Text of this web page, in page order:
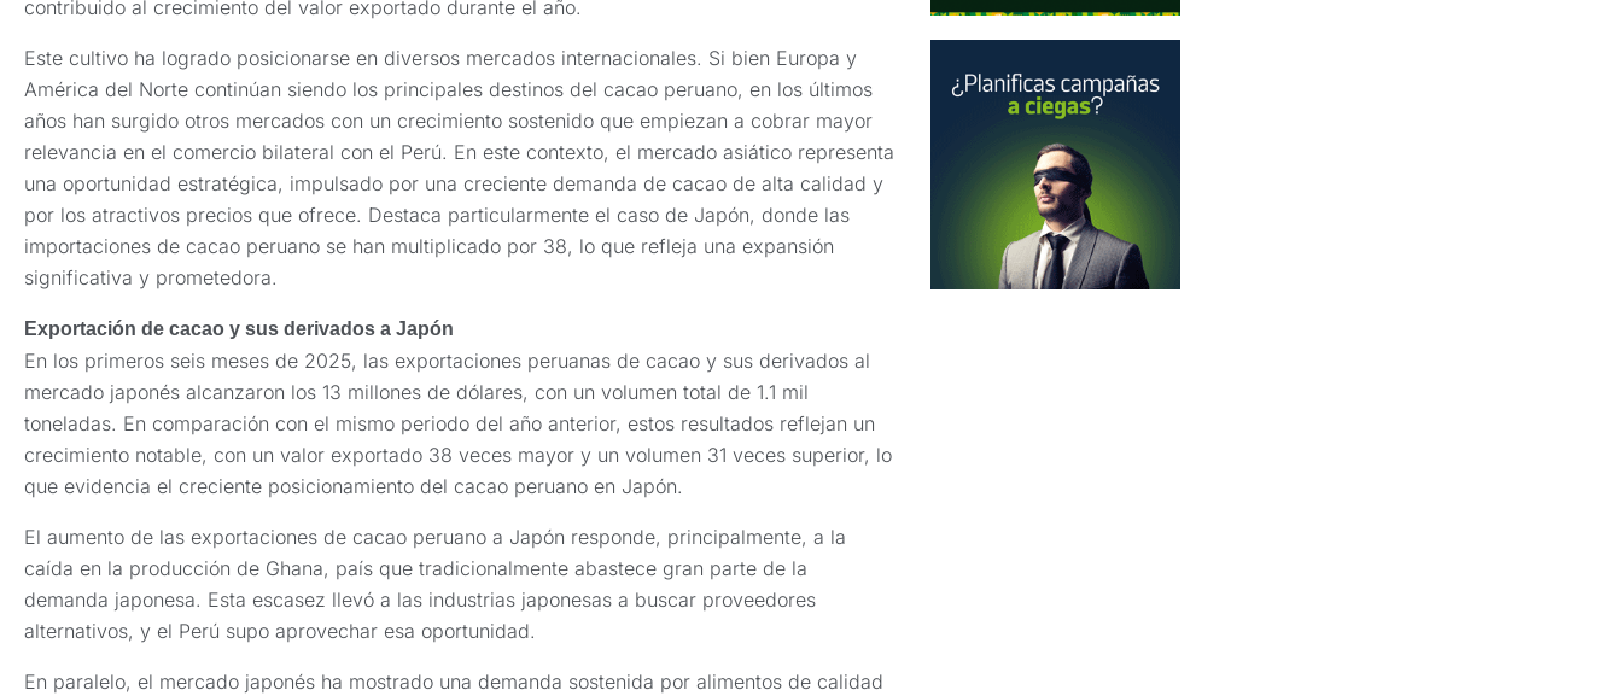
contribuido al crecimiento del valor exportado durante el año.
Este cultivo ha logrado posicionarse en diversos mercados internacionales. Si bien Europa y
América del Norte continúan siendo los principales destinos del cacao peruano, en los últimos
años han surgido otros mercados con un crecimiento sostenido que empiezan a cobrar mayor
relevancia en el comercio bilateral con el Perú. En este contexto, el mercado asiático representa
una oportunidad estratégica, impulsado por una creciente demanda de cacao de alta calidad y
por los atractivos precios que ofrece. Destaca particularmente el caso de Japón, donde las
importaciones de cacao peruano se han multiplicado por 38, lo que refleja una expansión
significativa y prometedora.
Exportación de cacao y sus derivados a Japón
En los primeros seis meses de 2025, las exportaciones peruanas de cacao y sus derivados al
mercado japonés alcanzaron los 13 millones de dólares, con un volumen total de 1.1 mil
toneladas. En comparación con el mismo periodo del año anterior, estos resultados reflejan un
crecimiento notable, con un valor exportado 38 veces mayor y un volumen 31 veces superior, lo
que evidencia el creciente posicionamiento del cacao peruano en Japón.
El aumento de las exportaciones de cacao peruano a Japón responde, principalmente, a la
caída en la producción de Ghana, país que tradicionalmente abastece gran parte de la
demanda japonesa. Esta escasez llevó a las industrias japonesas a buscar proveedores
alternativos, y el Perú supo aprovechar esa oportunidad.
En paralelo, el mercado japonés ha mostrado una demanda sostenida por alimentos de calidad